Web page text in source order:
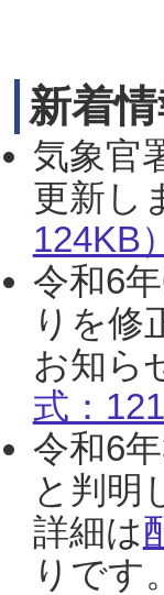
新着
気象官
更新し
124KB）
令和6
りを修
お知ら
式：
令和6
と判明
詳細は
りです